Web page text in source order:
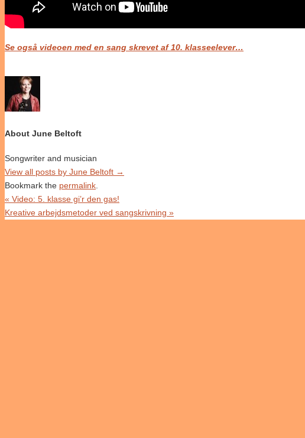
Se også videoen med en sang skrevet af 10. klasseelever…
About June Beltoft
Songwriter and musician
View all posts by June Beltoft →
Bookmark the permalink
« Video: 5. klasse gi’r den gas!
Kreative arbejdsmetoder ved sangskrivning »